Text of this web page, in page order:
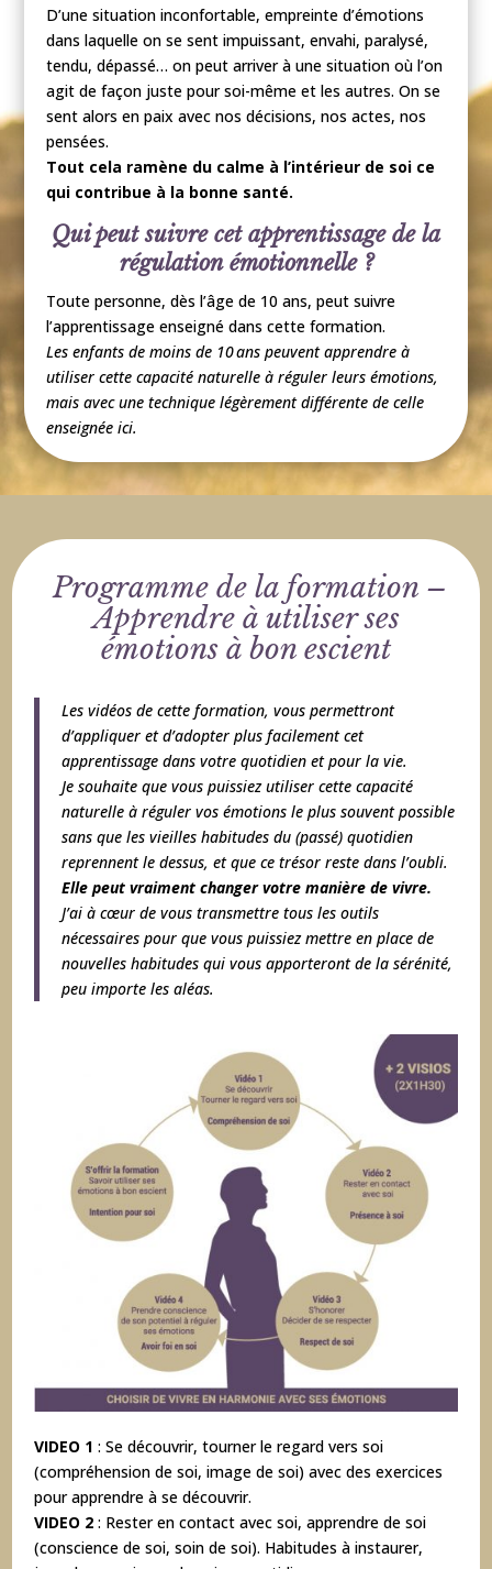
D’une situation inconfortable, empreinte d’émotions
dans laquelle on se sent impuissant, envahi, paralysé,
tendu, dépassé… on peut arriver à une situation où l’on
agit de façon juste pour soi-même et les autres. On se
sent alors en paix avec nos décisions, nos actes, nos
pensées.
Tout cela ramène du calme à l’intérieur de soi ce
qui contribue à la bonne santé.
Qui peut suivre cet apprentissage de la
régulation émotionnelle ?
Toute personne, dès l’âge de 10 ans, peut suivre
l’apprentissage enseigné dans cette formation.
Les enfants de moins de 10 ans peuvent apprendre à
utiliser cette capacité naturelle à réguler leurs émotions,
mais avec une technique légèrement différente de celle
enseignée ici.
Programme de la formation –
Apprendre à utiliser ses
émotions à bon escient
Les vidéos de cette formation, vous permettront
d’appliquer et d’adopter plus facilement cet
apprentissage dans votre quotidien et pour la vie.
Je souhaite que vous puissiez utiliser cette capacité
naturelle à réguler vos émotions le plus souvent possible
sans que les vieilles habitudes du (passé) quotidien
reprennent le dessus, et que ce trésor reste dans l’oubli.
Elle peut vraiment changer votre manière de vivre.
J’ai à cœur de vous transmettre tous les outils
nécessaires pour que vous puissiez mettre en place de
nouvelles habitudes qui vous apporteront de la sérénité,
peu importe les aléas.
VIDEO 1 : Se découvrir, tourner le regard vers soi
(compréhension de soi, image de soi) avec des exercices
pour apprendre à se découvrir.
VIDEO 2 : Rester en contact avec soi, apprendre de soi
(conscience de soi, soin de soi). Habitudes à instaurer,